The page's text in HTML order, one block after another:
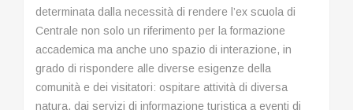
determinata dalla necessità di rendere l’ex scuola di
Centrale non solo un riferimento per la formazione
accademica ma anche uno spazio di interazione, in
grado di rispondere alle diverse esigenze della
comunità e dei visitatori: ospitare attività di diversa
natura, dai servizi di informazione turistica a eventi di